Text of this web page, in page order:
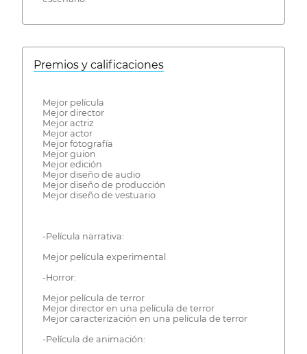
Premios y calificaciones
Mejor película
Mejor director
Mejor actriz
Mejor actor
Mejor fotografía
Mejor guion
Mejor edición
Mejor diseño de audio
Mejor diseño de producción
Mejor diseño de vestuario
-Película narrativa:
Mejor película experimental
-Horror:
Mejor película de terror
Mejor director en una película de terror
Mejor caracterización en una película de terror
-Película de animación: